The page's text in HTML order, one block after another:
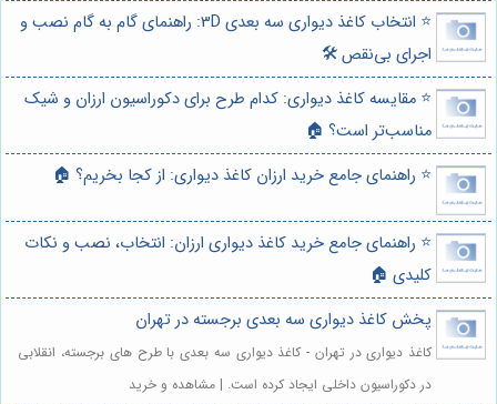
⭐️ انتخاب کاغذ دیواری سه بعدی 3D: راهنمای گام به گام نصب و
اجرای بی‌نقص 🛠️
⭐️ مقایسه کاغذ دیواری: کدام طرح برای دکوراسیون ارزان و شیک
مناسب‌تر است؟ 🏠
⭐️ راهنمای جامع خرید ارزان کاغذ دیواری: از کجا بخریم؟ 🏠
⭐️ راهنمای جامع خرید کاغذ دیواری ارزان: انتخاب، نصب و نکات
کلیدی 🏠
پخش کاغذ دیواری سه بعدی برجسته در تهران
کاغذ دیواری در تهران - کاغذ دیواری سه بعدی با طرح های برجسته، انقلابی
در دکوراسیون داخلی ایجاد کرده است. | مشاهده و خرید